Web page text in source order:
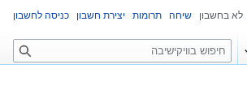
לא בחשבון שיחה תרומות יצירת חשבון כניסה לחשבון
ח
י